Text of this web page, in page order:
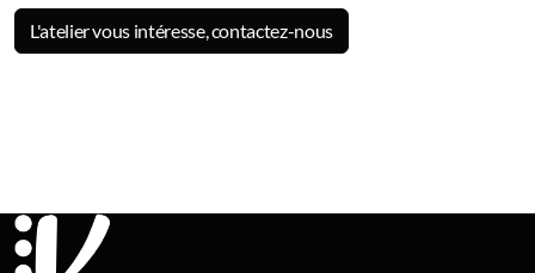
L'atelier vous intéresse, contactez-nous